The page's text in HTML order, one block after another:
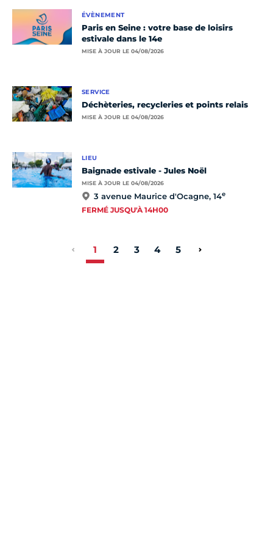
ÉVÈNEMENT
Paris en Seine : votre base de loisirs
estivale dans le 14e
MISE À JOUR LE 04/08/2026
SERVICE
Déchèteries, recycleries et points relais
MISE À JOUR LE 04/08/2026
LIEU
Baignade estivale - Jules Noël
MISE À JOUR LE 04/08/2026
3 avenue Maurice d'Ocagne, 14e
FERMÉ JUSQU'À 14H00
1 2 3 4 5